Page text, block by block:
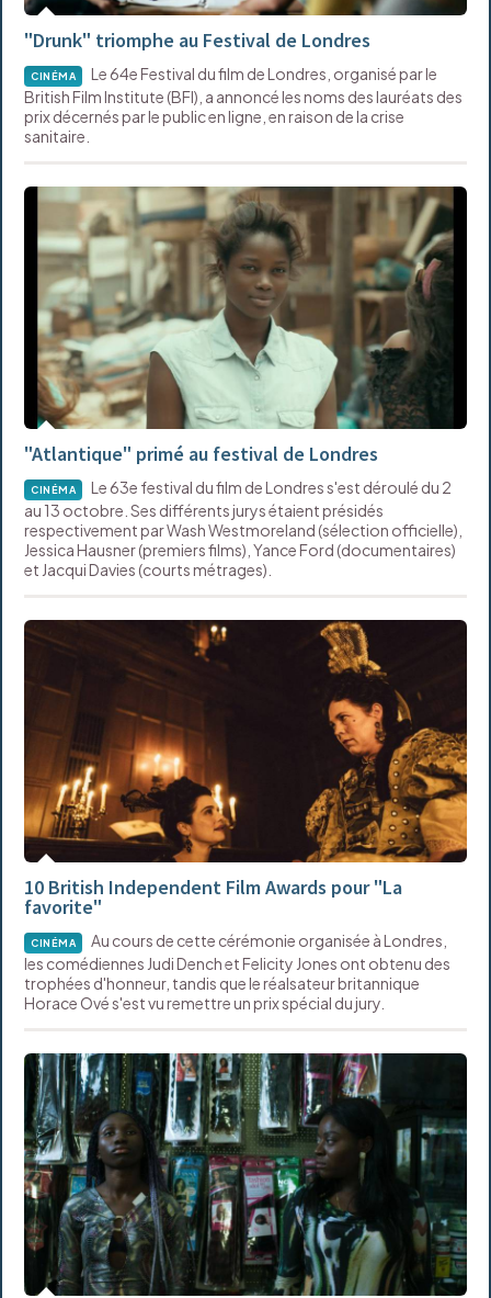
"Drunk" triomphe au Festival de Londres
CINÉMA
Le 64e Festival du film de Londres, organisé par le
British Film Institute (BFI), a annoncé les noms des lauréats des
prix décernés par le public en ligne, en raison de la crise
sanitaire.
"Atlantique" primé au festival de Londres
CINÉMA
Le 63e festival du film de Londres s'est déroulé du 2
au 13 octobre. Ses différents jurys étaient présidés
respectivement par Wash Westmoreland (sélection officielle),
Jessica Hausner (premiers films), Yance Ford (documentaires)
et Jacqui Davies (courts métrages).
10 British Independent Film Awards pour "La
favorite"
CINÉMA
Au cours de cette cérémonie organisée à Londres,
les comédiennes Judi Dench et Felicity Jones ont obtenu des
trophées d'honneur, tandis que le réalsateur britannique
Horace Ové s'est vu remettre un prix spécial du jury.